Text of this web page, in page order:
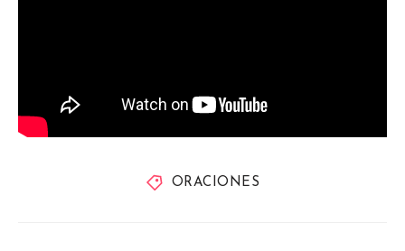
ORACIONES